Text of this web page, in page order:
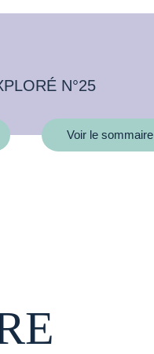
N°25
Voir le sommaire